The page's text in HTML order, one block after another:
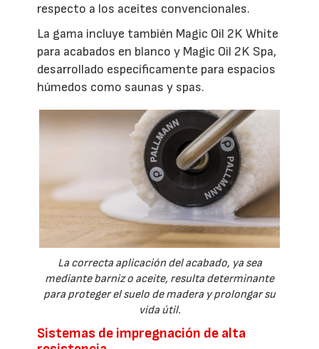
respecto a los aceites convencionales.
La gama incluye también Magic Oil 2K White
para acabados en blanco y Magic Oil 2K Spa,
desarrollado específicamente para espacios
húmedos como saunas y spas.
La correcta aplicación del acabado, ya sea
mediante barniz o aceite, resulta determinante
para proteger el suelo de madera y prolongar su
vida útil.
Sistemas de impregnación de alta